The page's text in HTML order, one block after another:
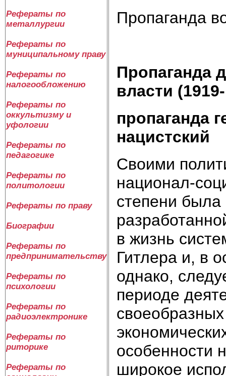
Рефераты по
металлургии
Рефераты по
муниципальному праву
Рефераты по
налогообложению
Рефераты по
оккультизму и
уфологии
Рефераты по
педагогике
Рефераты по
политологии
Рефераты по праву
Биографии
Рефераты по
предпринимательству
Рефераты по
психологии
Рефераты по
радиоэлектронике
Рефераты по
риторике
Рефераты по
Пропаганда
Пропаганда
власти (1919-
пропаганда
нацистский
Своими
национал-
степени была
в жизнь
Гитлера и, в
однако,
периоде
особенности
широкое